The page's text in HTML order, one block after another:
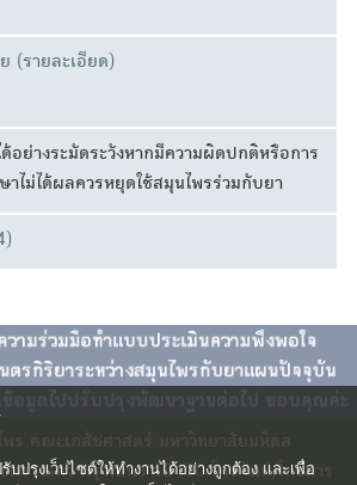
(รายละเอียด)
ด้อย่างระมัดระวังหากมีความผิดปกติหรือการ
าไม่ได้ผลควรหยุดใช้สมุนไพรร่วมกับยา
ร คณะเภสัชศาสตร์ มหาวิทยาลัยมหิดล
ราชเทวี กรุงเทพฯ 10400 โทรศัพท์/โทรสาร
บปรุงเว็บไซต์ให้ทำงานได้อย่างถูกต้อง และเพื่อ